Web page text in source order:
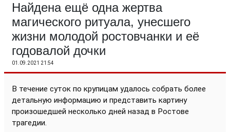
Найдена ещё одна жертва
магического ритуала, унесшего
жизни молодой ростовчанки и её
годовалой дочки
01.09.2021 21:54
В течение суток по крупицам удалось собрать более
детальную информацию и представить картину
произошедшей несколько дней назад в Ростове
трагедии.